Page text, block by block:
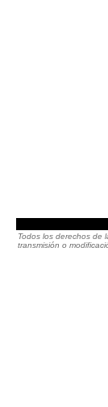
Todos los derechos de
transmisión o